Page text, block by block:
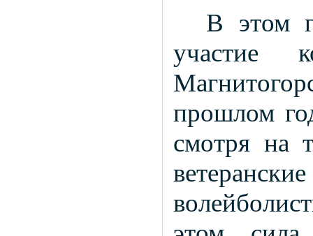
В этом
участие
прошлом
смотря на